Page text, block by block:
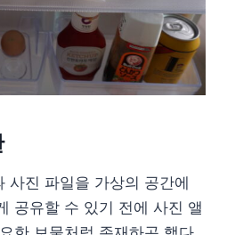
사진 파일을 가상의 공간에
공유할 수 있기 전에 사진 앨